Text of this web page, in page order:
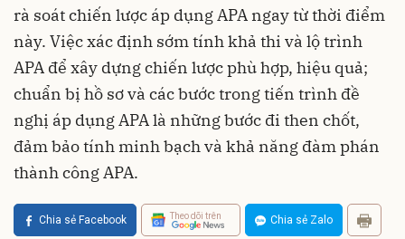
rà soát chiến lược áp dụng APA ngay từ thời điểm
này. Việc xác định sớm tính khả thi và lộ trình
APA để xây dựng chiến lược phù hợp, hiệu quả;
chuẩn bị hồ sơ và các bước trong tiến trình đề
nghị áp dụng APA là những bước đi then chốt,
đảm bảo tính minh bạch và khả năng đàm phán
thành công APA.
Chia sẻ Facebook Theo dõi trên Chia sẻ Zalo